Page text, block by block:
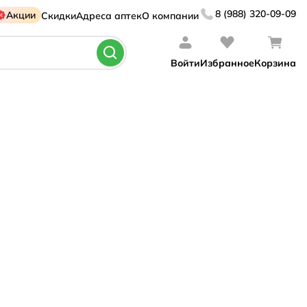
Акции СкидкиАдреса аптекО компании 8 (988) 320-09-09
ВойтиИзбранноеКорзина